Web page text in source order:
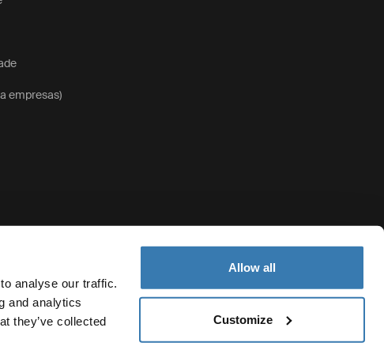
analyse our traffic.
and analytics
they’ve collected
Allow all
Customize
empresas)
Política de cookies Configurações de cookies